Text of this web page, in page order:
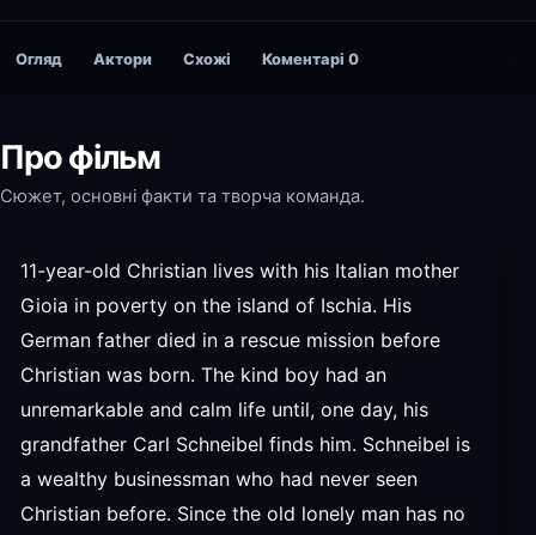
Огляд Актори Схожі Коментарі 0
Про фільм
Сюжет, основні факти та творча команда.
11-year-old Christian lives with his Italian mother
Gioia in poverty on the island of Ischia. His
German father died in a rescue mission before
Christian was born. The kind boy had an
unremarkable and calm life until, one day, his
grandfather Carl Schneibel finds him. Schneibel is
a wealthy businessman who had never seen
Christian before. Since the old lonely man has no